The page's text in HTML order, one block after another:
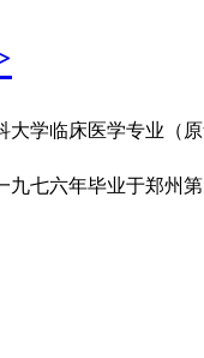
大学临床医学专业（
九七六年毕业于郑州